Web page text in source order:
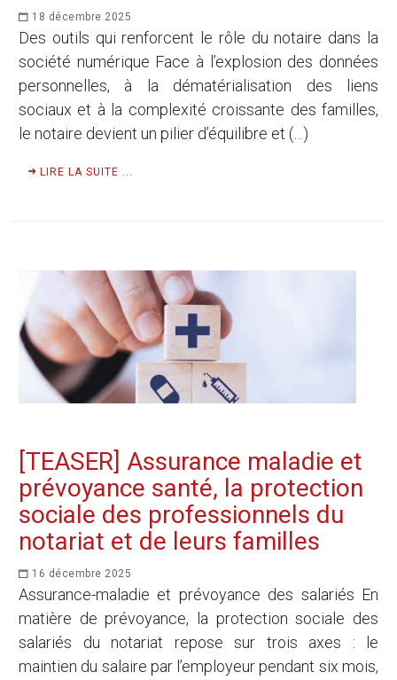
18 décembre 2025
Des outils qui renforcent le rôle du notaire dans la
société numérique Face à l’explosion des données
personnelles, à la dématérialisation des liens
sociaux et à la complexité croissante des familles,
le notaire devient un pilier d’équilibre et (…)
LIRE LA SUITE ...
[TEASER] Assurance maladie et
prévoyance santé, la protection
sociale des professionnels du
notariat et de leurs familles
16 décembre 2025
Assurance-maladie et prévoyance des salariés En
matière de prévoyance, la protection sociale des
salariés du notariat repose sur trois axes : le
maintien du salaire par l’employeur pendant six mois,